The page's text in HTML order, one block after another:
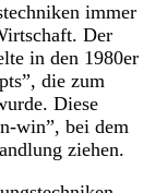
immer
Der
in den 1980er
die zum
Diese
win”, bei dem
ziehen.